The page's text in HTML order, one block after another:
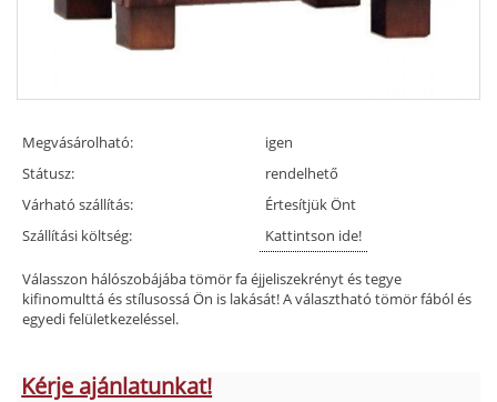
Megvásárolható:
igen
Státusz:
rendelhető
Várható szállítás:
Értesítjük Önt
Szállítási költség:
Kattintson ide!
Válasszon hálószobájába tömör fa éjjeliszekrényt és tegye
kifinomulttá és stílusossá Ön is lakását! A választható tömör fából és
egyedi felületkezeléssel.
Kérje ajánlatunkat!